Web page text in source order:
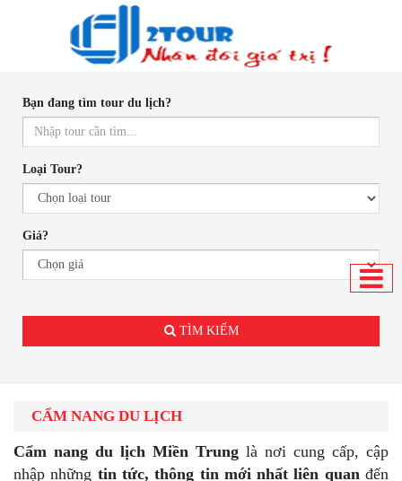
Bạn đang tìm tour du lịch?
Loại Tour?
Giá?
TÌM KIẾM
CẨM NANG DU LỊCH
Cẩm nang du lịch Miền Trung là nơi cung cấp, cập
nhập những tin tức, thông tin mới nhất liên quanđến